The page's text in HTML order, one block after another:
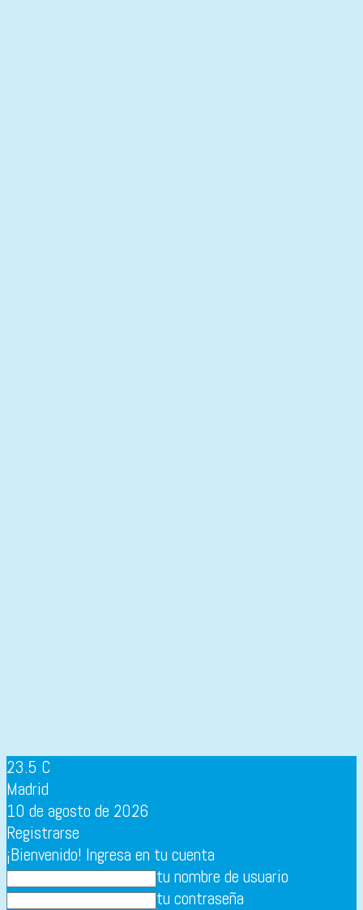
23.5 C
Madrid
10 de agosto de 2026
Registrarse
¡Bienvenido! Ingresa en tu cuenta
tu nombre de usuario
tu contraseña